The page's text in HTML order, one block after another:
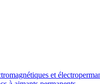
et